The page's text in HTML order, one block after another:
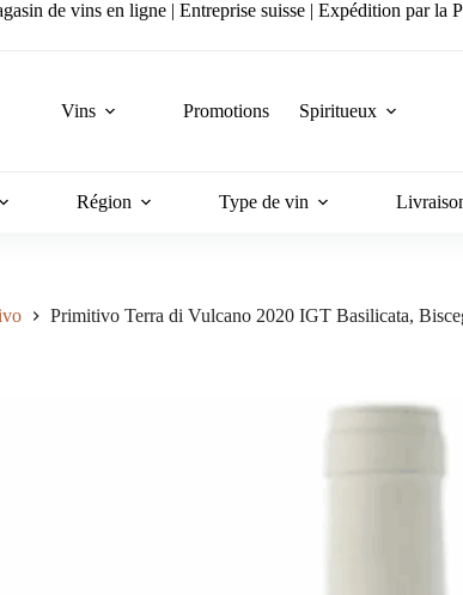
de vins en ligne | Entreprise suisse | Expédition par la
Vins Promotions Spiritueux
Région Type de vin
Primitivo Terra di Vulcano 2020 IGT Basilicata,